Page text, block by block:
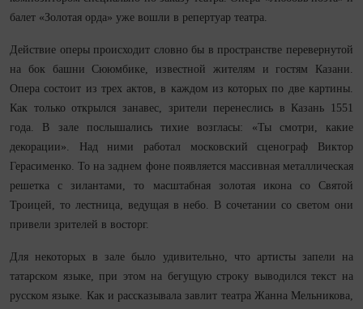
балет «Золотая орда» уже вошли в репертуар театра.
Действие оперы происходит словно бы в пространстве перевернутой
на бок башни Сююмбике, известной жителям и гостям Казани.
Опера состоит из трех актов, в каждом из которых по две картины.
Как только открылся занавес, зрители перенеслись в Казань 1551
года. В зале послышались тихие возгласы: «Ты смотри, какие
декорации». Над ними работал московский сценограф Виктор
Герасименко. То на заднем фоне появляется массивная металлическая
решетка с зилантами, то масштабная золотая икона со Святой
Троицей, то лестница, ведущая в небо. В сочетании со светом они
привели зрителей в восторг.
Для некоторых в зале было удивительно, что артисты запели на
татарском языке, при этом на бегущую строку выводился текст на
русском языке. Как и рассказывала завлит театра Жанна Мельникова,